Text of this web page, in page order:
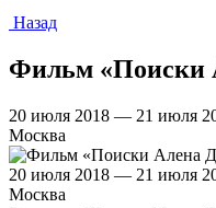
Назад
Фильм «Поиски
20 июля 2018 — 21 июля
Москва
20 июля 2018 — 21 июля
Москва